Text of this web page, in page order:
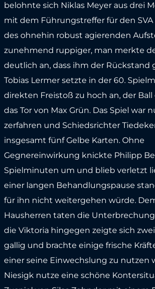
belohnte sich Niklas Meyer aus drei
mit dem Führungstreffer für den SVA
des ohnehin robust agierenden
zunehmend ruppiger, man merkte
deutlich an, dass ihm der Rückstand
Tobias Lermer setzte in der 60.
direkten Freistoß zu hoch an, der
das Tor von Max Grün. Das Spiel war
zerfahren und Schiedsrichter
insgesamt fünf Gelbe Karten. Ohne
Gegnereinwirkung knickte Philipp
Spielminuten um und blieb verletzt
einer langen Behandlungspause
für ihn nicht weitergehen würde.
Hausherren taten die
die Viktoria hingegen zeigte sich
gallig und brachte einige frische
einer seine Einwechslung zu nutzen
Niesigk nutze eine schöne